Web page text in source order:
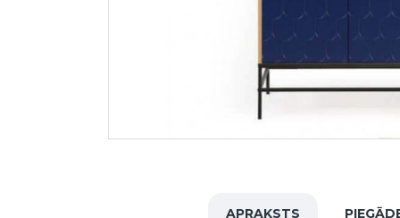
APRAKSTS